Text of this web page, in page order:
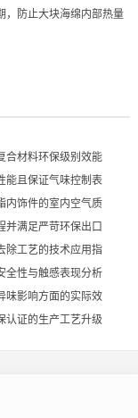
，防止大块海绵内部热量
合材料环保级别效能
能且保证气味控制表
内饰件的室内空气质
并满足严苛环保出口
除工艺的技术应用指
全性与触感表现分析
味影响方面的实际效
认证的生产工艺升级